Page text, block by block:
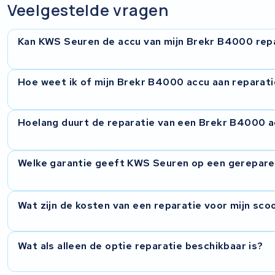
Veelgestelde vragen
Kan KWS Seuren de accu van mijn Brekr B4000
Ja, KWS Seuren repareert Brekr B4000 accu's. De
vervangen defecte cellen door hoogwaardige exemplaren,
dat u gewend bent.
Hoe weet ik of mijn Brekr B4000 accu aan
Typische signalen zijn een merkbaar verminderd bereik,
het rijden, of een accu die niet meer volledig oplaadt. Ook
verouderde cellen. Bij twijfel kunt u de accu opsturen voor
Hoelang duurt de reparatie van een Brekr B4000
De doorlooptijd bedraagt doorgaans enkele werkdagen
een vrijblijvende prijsopgave. Pas na uw akkoord starten
uitgebreid getest voordat wij deze retour sturen.
Welke garantie geeft KWS Seuren op een
Op elke uitgevoerde reparatie biedt KWS Seuren 2 jaar
het uitgevoerde werk. Mocht er binnen de
houdt met de reparatie, dan lossen wij dit kosteloos voor u
Wat zijn de kosten van een reparatie voor mijn
De kosten van een reparatie worden altijd van tevoren
een diagnose hebben vastgesteld.
Wat als alleen de optie reparatie beschikbaar is?